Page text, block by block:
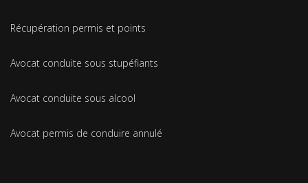
Récupération permis et points
Avocat conduite sous stupéfiants
Avocat conduite sous alcool
Avocat permis de conduire annulé